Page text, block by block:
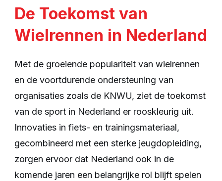
De Toekomst van
Wielrennen in Nederland
Met de groeiende populariteit van wielrennen
en de voortdurende ondersteuning van
organisaties zoals de KNWU, ziet de toekomst
van de sport in Nederland er rooskleurig uit.
Innovaties in fiets- en trainingsmateriaal,
gecombineerd met een sterke jeugdopleiding,
zorgen ervoor dat Nederland ook in de
komende jaren een belangrijke rol blijft spelen